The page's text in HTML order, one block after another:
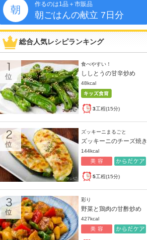
朝 作るのは1品＋市販品
朝ごはんの献立 7日分
総合人気レシピランキング
食べやすい！
ししとうの甘辛炒め
48kcal
3工程(15分)
ズッキーニまるごと
ズッキーニのチーズ焼き
144kcal
5工程(15分)
彩り
野菜と鶏肉の甘酢炒め
427kcal